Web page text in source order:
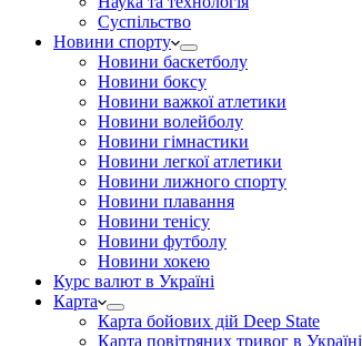
Суспільство
Новини спорту
Новини баскетболу
Новини боксу
Новини важкої атлетики
Новини волейболу
Новини гімнастики
Новини легкої атлетики
Новини лижного спорту
Новини плавання
Новини тенісу
Новини футболу
Новини хокею
Курс валют в Україні
Карта
Карта бойових дій Deep State
Карта повітряних тривог в Україні